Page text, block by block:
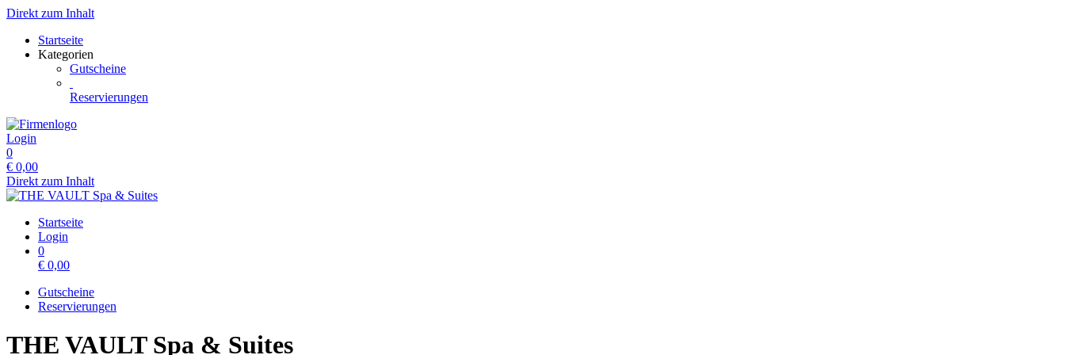
Direkt zum Inhalt
Startseite
Kategorien
Gutscheine
Reservierungen
Login
0
€ 0,00
Direkt zum Inhalt
Startseite
Login
0
€ 0,00
Gutscheine
Reservierungen
THE VAULT Spa & Suites